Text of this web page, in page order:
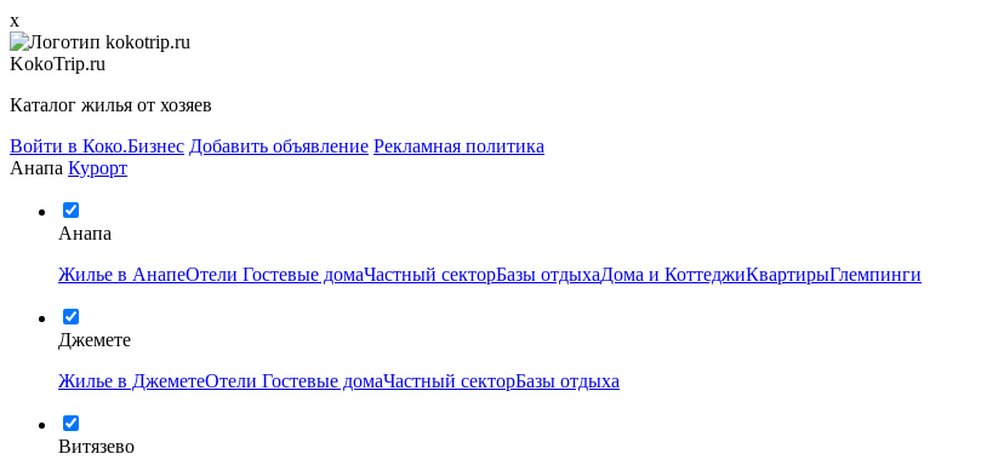
x
KokoTrip.ru
Каталог жилья от хозяев
Войти в Коко.Бизнес Добавить объявление Рекламная политика
Анапа Курорт
Анапа
Жилье в АнапеОтели Гостевые домаЧастный секторБазы отдыхаДома и КоттеджиКвартирыГлемпинги
Джемете
Жилье в ДжеметеОтели Гостевые домаЧастный секторБазы отдыха
Витязево